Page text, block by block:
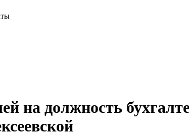
на должность